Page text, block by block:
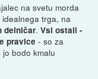
na svetu morda
trga, na
delničar.Vsi ostali -
pravice - so za
jo bodo kmalu